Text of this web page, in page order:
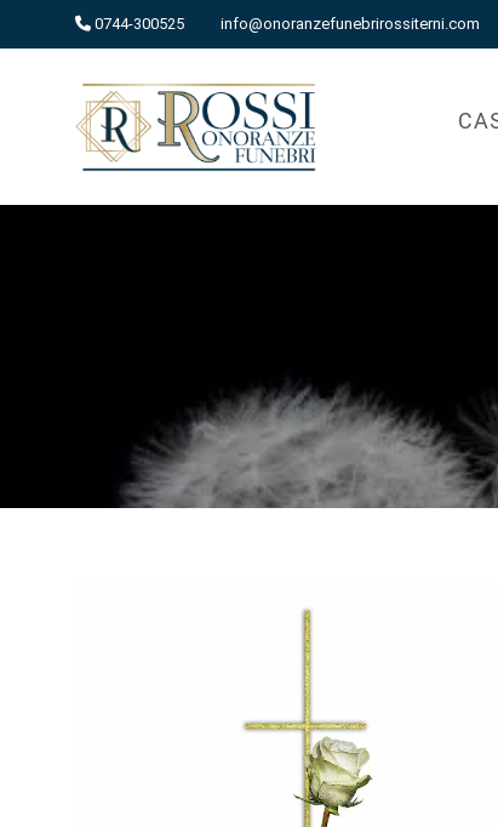
0744-300525 info@onoranzefunebrirossiterni.com